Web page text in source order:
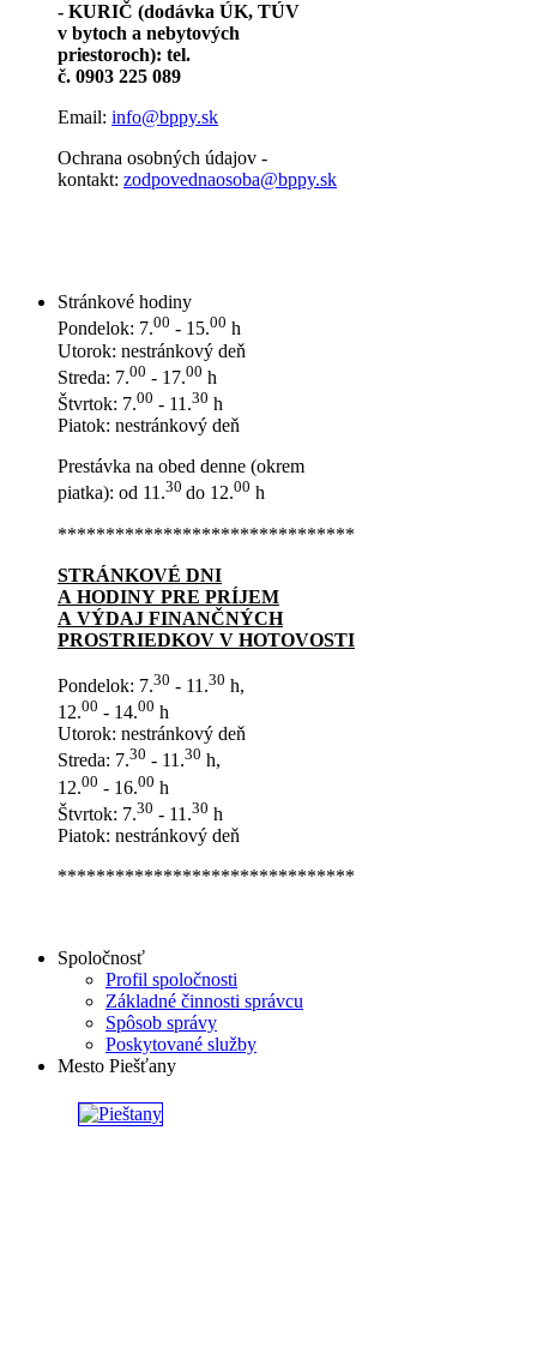
- KURIČ (dodávka ÚK, TÚV
v bytoch a nebytových
priestoroch): tel.
č. 0903 225 089
Email: info@bppy.sk
Ochrana osobných údajov -
kontakt: zodpovednaosoba@bppy.sk
Stránkové hodiny
Pondelok: 7.00 - 15.00 h
Utorok: nestránkový deň
Streda: 7.00 - 17.00 h
Štvrtok: 7.00 - 11.30 h
Piatok: nestránkový deň
Prestávka na obed denne (okrem
piatka): od 11.30 do 12.00 h
*******************************
STRÁNKOVÉ DNI
A HODINY PRE PRÍJEM
A VÝDAJ FINANČNÝCH
PROSTRIEDKOV V HOTOVOSTI
Pondelok: 7.30 - 11.30 h,
12.00 - 14.00 h
Utorok: nestránkový deň
Streda: 7.30 - 11.30 h,
12.00 - 16.00 h
Štvrtok: 7.30 - 11.30 h
Piatok: nestránkový deň
*******************************
Spoločnosť
Profil spoločnosti
Základné činnosti správcu
Spôsob správy
Poskytované služby
Mesto Piešťany